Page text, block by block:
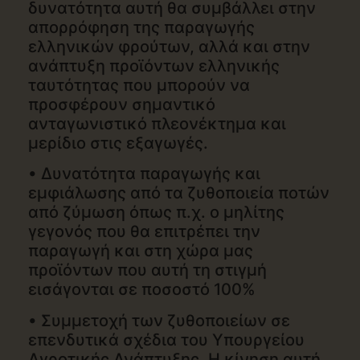
δυνατότητα αυτή θα συμβάλλει στην
απορρόφηση της παραγωγής
ελληνικών φρούτων, αλλά και στην
ανάπτυξη προϊόντων ελληνικής
ταυτότητας που μπορούν να
προσφέρουν σημαντικό
ανταγωνιστικό πλεονέκτημα και
μερίδιο στις εξαγωγές.
• Δυνατότητα παραγωγής και
εμφιάλωσης από τα ζυθοποιεία ποτών
από ζύμωση όπως π.χ. ο μηλίτης
γεγονός που θα επιτρέπει την
παραγωγή και στη χώρα μας
προϊόντων που αυτή τη στιγμή
εισάγονται σε ποσοστό 100%
• Συμμετοχή των ζυθοποιείων σε
επενδυτικά σχέδια του Υπουργείου